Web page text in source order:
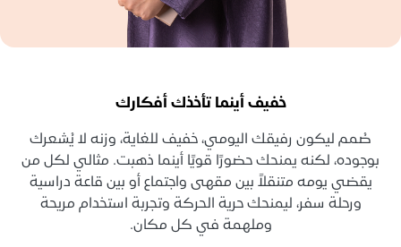
خفيف أينما تأخذك أفكارك
صُمم ليكون رفيقك اليومي، خفيف للغاية، وزنه لا يُشعرك
بوجوده، لكنه يمنحك حضورًا قويًا أينما ذهبت. مثالي لكل من
يقضي يومه متنقلاً بين مقهى واجتماع أو بين قاعة دراسية
ورحلة سفر، ليمنحك حرية الحركة وتجربة استخدام مريحة
وملهمة في كل مكان.